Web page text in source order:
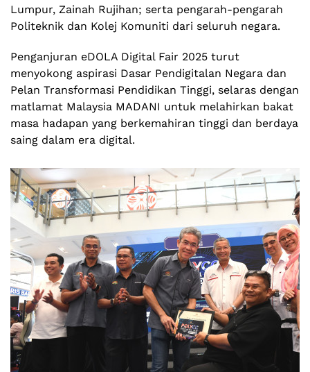
Lumpur, Zainah Rujihan; serta pengarah-pengarah
Politeknik dan Kolej Komuniti dari seluruh negara.
Penganjuran eDOLA Digital Fair 2025 turut
menyokong aspirasi Dasar Pendigitalan Negara dan
Pelan Transformasi Pendidikan Tinggi, selaras dengan
matlamat Malaysia MADANI untuk melahirkan bakat
masa hadapan yang berkemahiran tinggi dan berdaya
saing dalam era digital.